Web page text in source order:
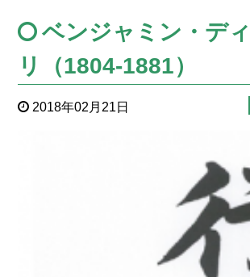
ベンジャミン・デ
リ（1804-1881）
2018年02月21日